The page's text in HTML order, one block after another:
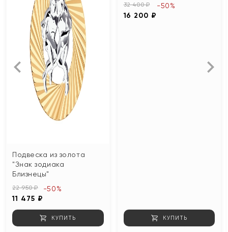
Подвеска из золота
"Знак зодиака
Близнецы"
22 950 ₽
11 475 ₽
-50%
КУПИТЬ
32 400 ₽
16 200 ₽
-50%
КУПИТЬ